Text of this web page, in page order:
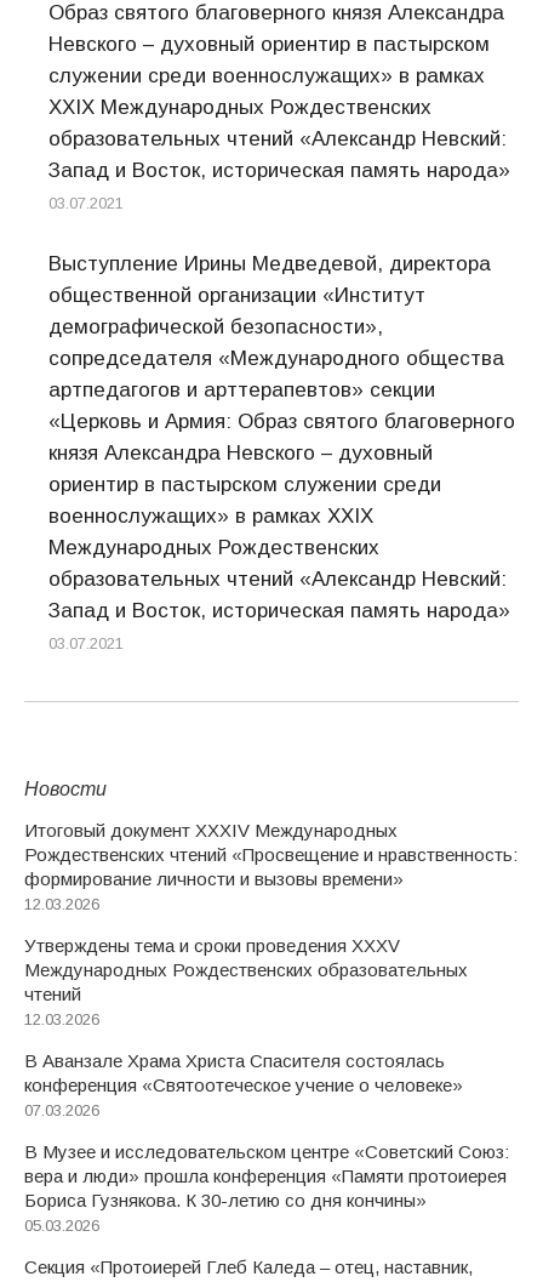
Образ святого благоверного князя Александра
Невского – духовный ориентир в пастырском
служении среди военнослужащих» в рамках
ХХIХ Международных Рождественских
образовательных чтений «Александр Невский:
Запад и Восток, историческая память народа»
03.07.2021
Выступление Ирины Медведевой, директора
общественной организации «Институт
демографической безопасности»,
сопредседателя «Международного общества
артпедагогов и арттерапевтов» секции
«Церковь и Армия: Образ святого благоверного
князя Александра Невского – духовный
ориентир в пастырском служении среди
военнослужащих» в рамках ХХIХ
Международных Рождественских
образовательных чтений «Александр Невский:
Запад и Восток, историческая память народа»
03.07.2021
Новости
Итоговый документ XXХIV Международных
Рождественских чтений «Просвещение и нравственность:
формирование личности и вызовы времени»
12.03.2026
Утверждены тема и сроки проведения XXXV
Международных Рождественских образовательных
чтений
12.03.2026
В Аванзале Храма Христа Спасителя состоялась
конференция «Святоотеческое учение о человеке»
07.03.2026
В Музее и исследовательском центре «Советский Союз:
вера и люди» прошла конференция «Памяти протоиерея
Бориса Гузнякова. К 30-летию со дня кончины»
05.03.2026
Секция «Протоиерей Глеб Каледа – отец, наставник,